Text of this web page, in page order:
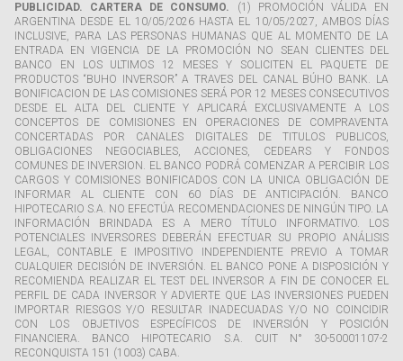
PUBLICIDAD. CARTERA DE CONSUMO.
(1) PROMOCIÓN VÁLIDA EN
ARGENTINA DESDE EL 10/05/2026 HASTA EL 10/05/2027, AMBOS DÍAS
INCLUSIVE, PARA LAS PERSONAS HUMANAS QUE AL MOMENTO DE LA
ENTRADA EN VIGENCIA DE LA PROMOCIÓN NO SEAN CLIENTES DEL
BANCO EN LOS ULTIMOS 12 MESES Y SOLICITEN EL PAQUETE DE
PRODUCTOS “BUHO INVERSOR” A TRAVES DEL CANAL BÚHO BANK. LA
BONIFICACION DE LAS COMISIONES SERÁ POR 12 MESES CONSECUTIVOS
DESDE EL ALTA DEL CLIENTE Y APLICARÁ EXCLUSIVAMENTE A LOS
CONCEPTOS DE COMISIONES EN OPERACIONES DE COMPRAVENTA
CONCERTADAS POR CANALES DIGITALES DE TITULOS PUBLICOS,
OBLIGACIONES NEGOCIABLES, ACCIONES, CEDEARS Y FONDOS
COMUNES DE INVERSION. EL BANCO PODRÁ COMENZAR A PERCIBIR LOS
CARGOS Y COMISIONES BONIFICADOS CON LA UNICA OBLIGACIÓN DE
INFORMAR AL CLIENTE CON 60 DÍAS DE ANTICIPACIÓN. BANCO
HIPOTECARIO S.A. NO EFECTÚA RECOMENDACIONES DE NINGÚN TIPO. LA
INFORMACIÓN BRINDADA ES A MERO TÍTULO INFORMATIVO. LOS
POTENCIALES INVERSORES DEBERÁN EFECTUAR SU PROPIO ANÁLISIS
LEGAL, CONTABLE E IMPOSITIVO INDEPENDIENTE PREVIO A TOMAR
CUALQUIER DECISIÓN DE INVERSIÓN. EL BANCO PONE A DISPOSICIÓN Y
RECOMIENDA REALIZAR EL TEST DEL INVERSOR A FIN DE CONOCER EL
PERFIL DE CADA INVERSOR Y ADVIERTE QUE LAS INVERSIONES PUEDEN
IMPORTAR RIESGOS Y/O RESULTAR INADECUADAS Y/O NO COINCIDIR
CON LOS OBJETIVOS ESPECÍFICOS DE INVERSIÓN Y POSICIÓN
FINANCIERA. BANCO HIPOTECARIO S.A. CUIT N° 30-50001107-2
RECONQUISTA 151 (1003) CABA.